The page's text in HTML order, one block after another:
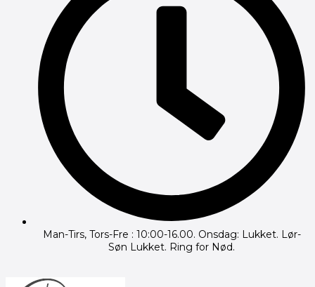
Man-Tirs, Tors-Fre : 10:00-16.00. Onsdag: Lukket. Lør-
Søn Lukket. Ring for Nød.